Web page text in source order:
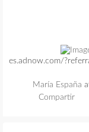
es.adnow.com/
María España
Compartir